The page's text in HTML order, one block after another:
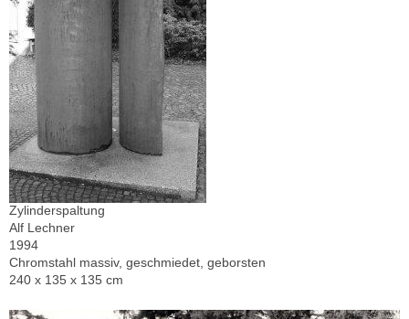
Zylinderspaltung
Alf Lechner
1994
Chromstahl massiv, geschmiedet, geborsten
240 x 135 x 135 cm